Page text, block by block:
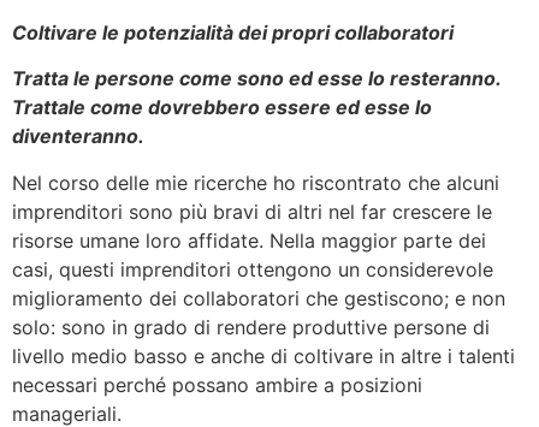
Coltivare le potenzialità dei propri collaboratori
Tratta le persone come sono ed esse lo resteranno.
Trattale come dovrebbero essere ed esse lo
diventeranno.
Nel corso delle mie ricerche ho riscontrato che alcuni
imprenditori sono più bravi di altri nel far crescere le
risorse umane loro affidate. Nella maggior parte dei
casi, questi imprenditori ottengono un considerevole
miglioramento dei collaboratori che gestiscono; e non
solo: sono in grado di rendere produttive persone di
livello medio basso e anche di coltivare in altre i talenti
necessari perché possano ambire a posizioni
manageriali.